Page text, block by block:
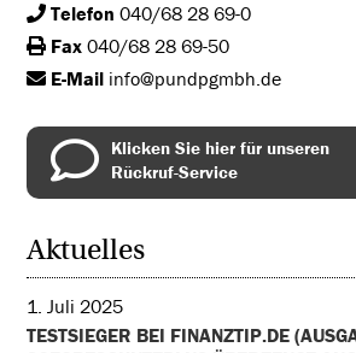
Telefon 040/68 28 69-0
Fax 040/68 28 69-50
E-Mail info@pundpgmbh.de
Klicken Sie hier für unseren
Rückruf-Service
Aktuelles
1. Juli 2025
TESTSIEGER BEI FINANZTIP.DE